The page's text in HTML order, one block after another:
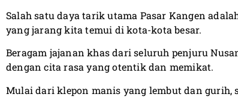
Salah satu daya tarik utama Pasar Kangen
yang jarang kita temui di kota-kota besar.
Beragam jajanan khas dari seluruh penjuru
dengan cita rasa yang otentik dan memikat.
Mulai dari klepon manis yang lembut dan gurih,